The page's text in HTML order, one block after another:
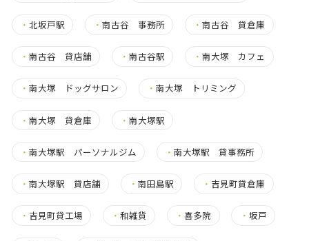
・ 北坂戸駅 ・南古谷 事務所 ・南古谷 貸倉庫
・ 南古谷 貸店舗 ・南古谷駅 ・南大塚 カフェ
・ 南大塚 ドッグサロン ・南大塚 トリミング
・ 南大塚 貸倉庫 ・南大塚駅
・ 南大塚駅 パーソナルジム ・南大塚駅 貸事務所
・ 南大塚駅 貸店舗 ・南田島駅 ・ 吉見町貸倉庫
・ 吉見町貸工場 ・和雑貨 ・喜多院 ・ 坂戸